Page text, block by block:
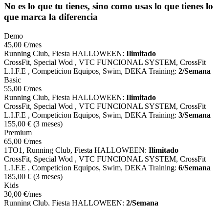
No es lo que tu tienes, sino como usas lo que tienes lo
que marca la diferencia
Demo
45,00 €/mes
Running Club, Fiesta HALLOWEEN: Ilimitado
CrossFit, Special Wod , VTC FUNCIONAL SYSTEM, CrossFit
L.I.F.E , Competicion Equipos, Swim, DEKA Training: 2/Semana
Basic
55,00 €/mes
Running Club, Fiesta HALLOWEEN: Ilimitado
CrossFit, Special Wod , VTC FUNCIONAL SYSTEM, CrossFit
L.I.F.E , Competicion Equipos, Swim, DEKA Training: 3/Semana
155,00 € (3 meses)
Premium
65,00 €/mes
1TO1, Running Club, Fiesta HALLOWEEN: Ilimitado
CrossFit, Special Wod , VTC FUNCIONAL SYSTEM, CrossFit
L.I.F.E , Competicion Equipos, Swim, DEKA Training: 6/Semana
185,00 € (3 meses)
Kids
30,00 €/mes
Running Club, Fiesta HALLOWEEN: 2/Semana